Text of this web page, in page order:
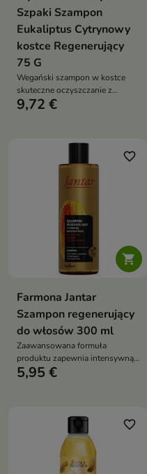
Szpaki Szampon
Eukaliptus Cytrynowy
kostce Regenerujący
75 G
Wegański szampon w kostce
skuteczne oczyszczanie z
pielęgnacją włosów i skóry
9,72 €

favorite_border
Farmona Jantar
Szampon regenerujący
do włosów 300 ml
Zaawansowana formuła
produktu zapewnia intensywną
regenerację i nawilżenie włosów
5,95 €
favorite_border